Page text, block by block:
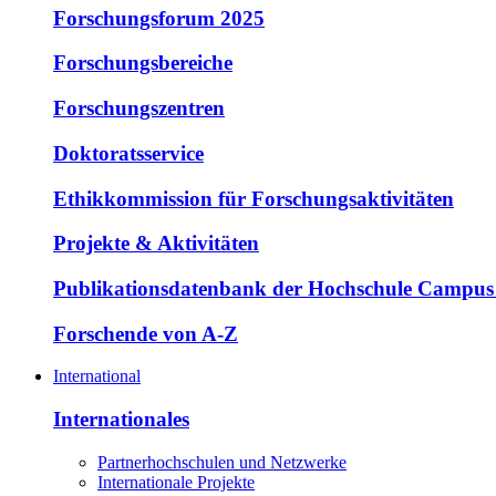
Forschungsforum 2025
Forschungsbereiche
Forschungszentren
Doktoratsservice
Ethikkommission für Forschungsaktivitäten
Projekte & Aktivitäten
Publikationsdatenbank der Hochschule
Forschende von A-Z
International
Internationales
Partnerhochschulen und Netzwerke
Internationale Projekte